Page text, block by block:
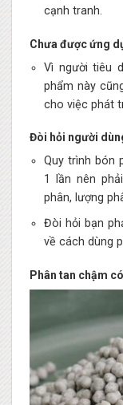
cạnh tranh.
Chưa được ứng
Vì người tiêu
phẩm này
cho việc phát
Đòi hỏi người
Quy trình bón
1 lần nên
phân, lượng
Đòi hỏi bạn
về cách dùng
Phân tan chậm